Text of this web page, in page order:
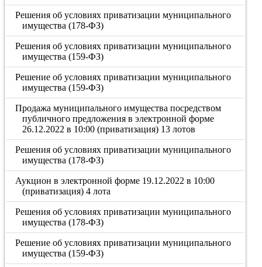
Решения об условиях приватизации муниципального
имущества (178-ФЗ)
Решения об условиях приватизации муниципального
имущества (159-ФЗ)
Решение об условиях приватизации муниципального
имущества (159-ФЗ)
Продажа муниципального имущества посредством
публичного предложения в электронной форме
26.12.2022 в 10:00 (приватизация) 13 лотов
Решения об условиях приватизации муниципального
имущества (178-ФЗ)
Аукцион в электронной форме 19.12.2022 в 10:00
(приватизация) 4 лота
Решения об условиях приватизации муниципального
имущества (178-ФЗ)
Решение об условиях приватизации муниципального
имущества (159-ФЗ)